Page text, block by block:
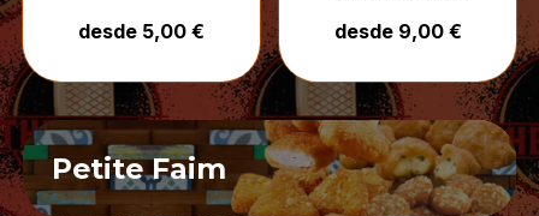
desde 5,00 € desde 9,00 €
Petite Faim